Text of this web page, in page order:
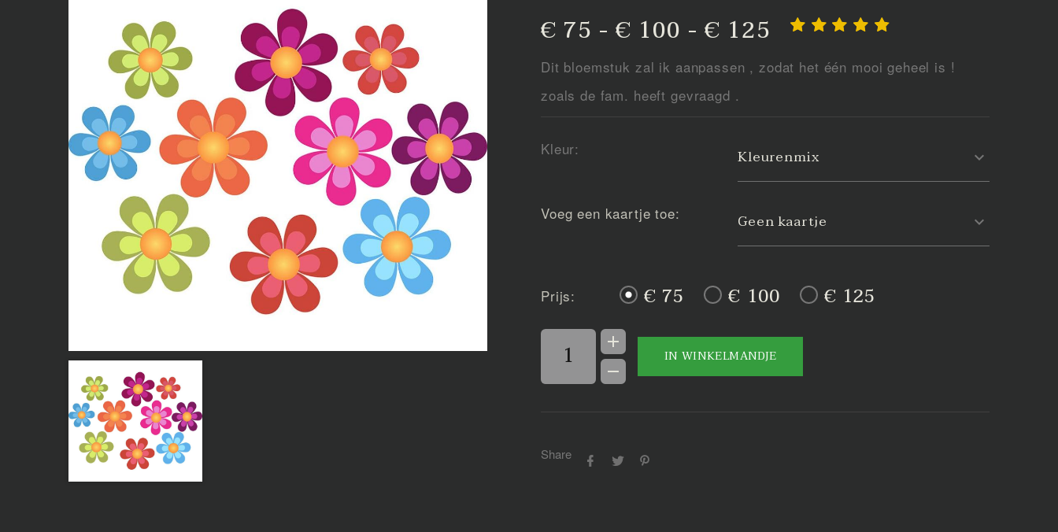
€ 75 - € 100 - € 125
Dit bloemstuk zal ik aanpassen , zodat het één mooi geheel is !
zoals de fam. heeft gevraagd .
Kleur: Kleurenmix
Voeg een kaartje toe: Geen kaartje
Prijs: € 75 € 100 € 125
IN WINKELMANDJE
Share